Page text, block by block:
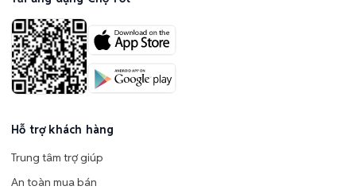
Hỗ trợ khách hàng
Trung tâm trợ giúp
An toàn mua bán